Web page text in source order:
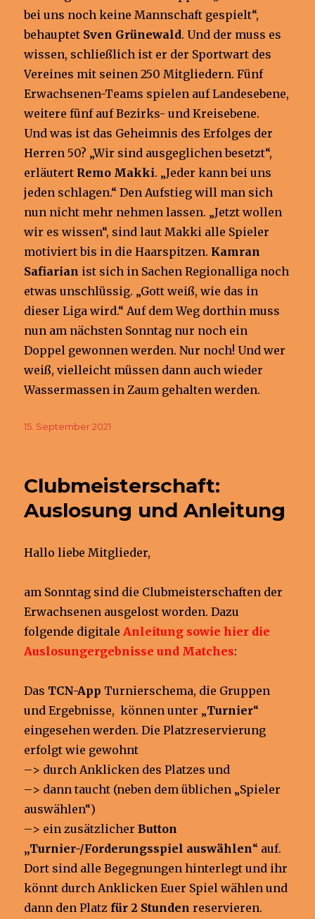
bei uns noch keine Mannschaft gespielt“,
behauptet Sven Grünewald. Und der muss es
wissen, schließlich ist er der Sportwart des
Vereines mit seinen 250 Mitgliedern. Fünf
Erwachsenen-Teams spielen auf Landesebene,
weitere fünf auf Bezirks- und Kreisebene.
Und was ist das Geheimnis des Erfolges der
Herren 50? „Wir sind ausgeglichen besetzt“,
erläutert Remo Makki. „Jeder kann bei uns
jeden schlagen.“ Den Aufstieg will man sich
nun nicht mehr nehmen lassen. „Jetzt wollen
wir es wissen“, sind laut Makki alle Spieler
motiviert bis in die Haarspitzen. Kamran
Safiarian ist sich in Sachen Regionalliga noch
etwas unschlüssig. „Gott weiß, wie das in
dieser Liga wird.“ Auf dem Weg dorthin muss
nun am nächsten Sonntag nur noch ein
Doppel gewonnen werden. Nur noch! Und wer
weiß, vielleicht müssen dann auch wieder
Wassermassen in Zaum gehalten werden.
Veröffentlicht
15. September 2021
Clubmeisterschaft:
Auslosung und Anleitung
Hallo liebe Mitglieder,
am Sonntag sind die Clubmeisterschaften der
Erwachsenen ausgelost worden. Dazu
folgende digitale Anleitung sowie hier die
Auslosungergebnisse und Matches:
Das TCN-App Turnierschema, die Gruppen
und Ergebnisse, können unter „Turnier“
eingesehen werden. Die Platzreservierung
erfolgt wie gewohnt
–> durch Anklicken des Platzes und
–> dann taucht (neben dem üblichen „Spieler
auswählen“)
–> ein zusätzlicherButton
„Turnier-/Forderungsspiel auswählen“ auf.
Dort sind alle Begegnungen hinterlegt und ihr
könnt durch Anklicken Euer Spiel wählen und
dann den Platz für 2 Stunden reservieren.